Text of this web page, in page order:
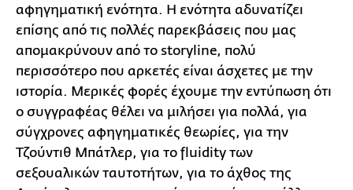
αφηγηματική ενότητα. Η ενότητα αδυνατίζει
επίσης από τις πολλές παρεκβάσεις που μας
απομακρύνουν από το storyline, πολύ
περισσότερο που αρκετές είναι άσχετες με την
ιστορία. Μερικές φορές έχουμε την εντύπωση ότι
ο συγγραφέας θέλει να μιλήσει για πολλά, για
σύγχρονες αφηγηματικές θεωρίες, για την
Τζούντιθ Μπάτλερ, για το fluidity των
σεξουαλικών ταυτοτήτων, για το άχθος της